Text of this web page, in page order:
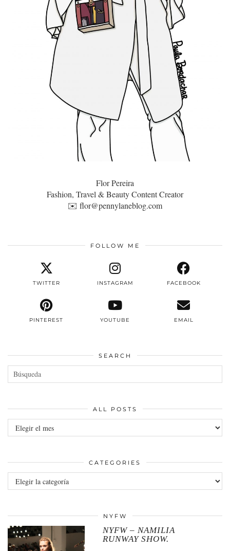
Flor Pereira
Fashion, Travel & Beauty Content Creator
✉️ flor@pennylaneblog.com
FOLLOW ME
TWITTER INSTAGRAM FACEBOOK
PINTEREST YOUTUBE EMAIL
SEARCH
ALL POSTS
All
posts
CATEGORIES
Categories
NYFW
NYFW – NAMILIA
RUNWAY SHOW.